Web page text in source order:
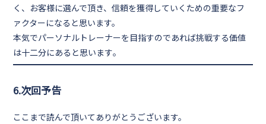
く、お客様に選んで頂き、信頼を獲得していくための重要なフ
ァクターになると思います。
本気でパーソナルトレーナーを目指すのであれば挑戦する価値
は十二分にあると思います。
6.次回予告
ここまで読んで頂いてありがとうございます。